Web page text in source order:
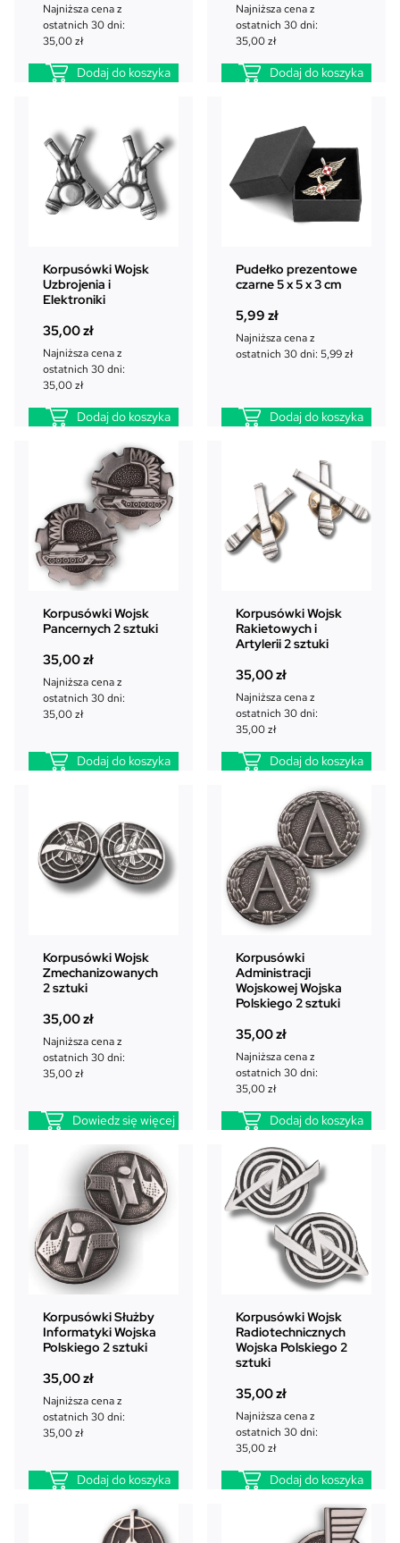
Najniższa cena z
ostatnich 30 dni:
35,00zł
Dodaj do koszyka
Najniższa cena z
ostatnich 30 dni:
35,00zł
Dodaj do koszyka
Korpusówki Wojsk
Uzbrojenia i
Elektroniki
35,00zł
Najniższa cena z
ostatnich 30 dni:
35,00zł
Dodaj do koszyka
Pudełko prezentowe
czarne 5 x 5 x 3 cm
5,99 zł
Najniższa cena z
ostatnich 30 dni: 5,99zł
Dodaj do koszyka
Korpusówki Wojsk
Pancernych 2 sztuki
35,00zł
Najniższa cena z
ostatnich 30 dni:
35,00zł
Dodaj do koszyka
Korpusówki Wojsk
Rakietowych i
Artylerii 2 sztuki
35,00zł
Najniższa cena z
ostatnich 30 dni:
35,00zł
Dodaj do koszyka
Korpusówki Wojsk
Zmechanizowanych
2 sztuki
35,00zł
Najniższa cena z
ostatnich 30 dni:
35,00zł
Dowiedz się więcej
Korpusówki
Administracji
Wojskowej Wojska
Polskiego 2 sztuki
35,00zł
Najniższa cena z
ostatnich 30 dni:
35,00zł
Dodaj do koszyka
Korpusówki Służby
Informatyki Wojska
Polskiego 2 sztuki
35,00zł
Najniższa cena z
ostatnich 30 dni:
35,00zł
Dodaj do koszyka
Korpusówki Wojsk
Radiotechnicznych
Wojska Polskiego 2
sztuki
35,00zł
Najniższa cena z
ostatnich 30 dni:
35,00zł
Dodaj do koszyka